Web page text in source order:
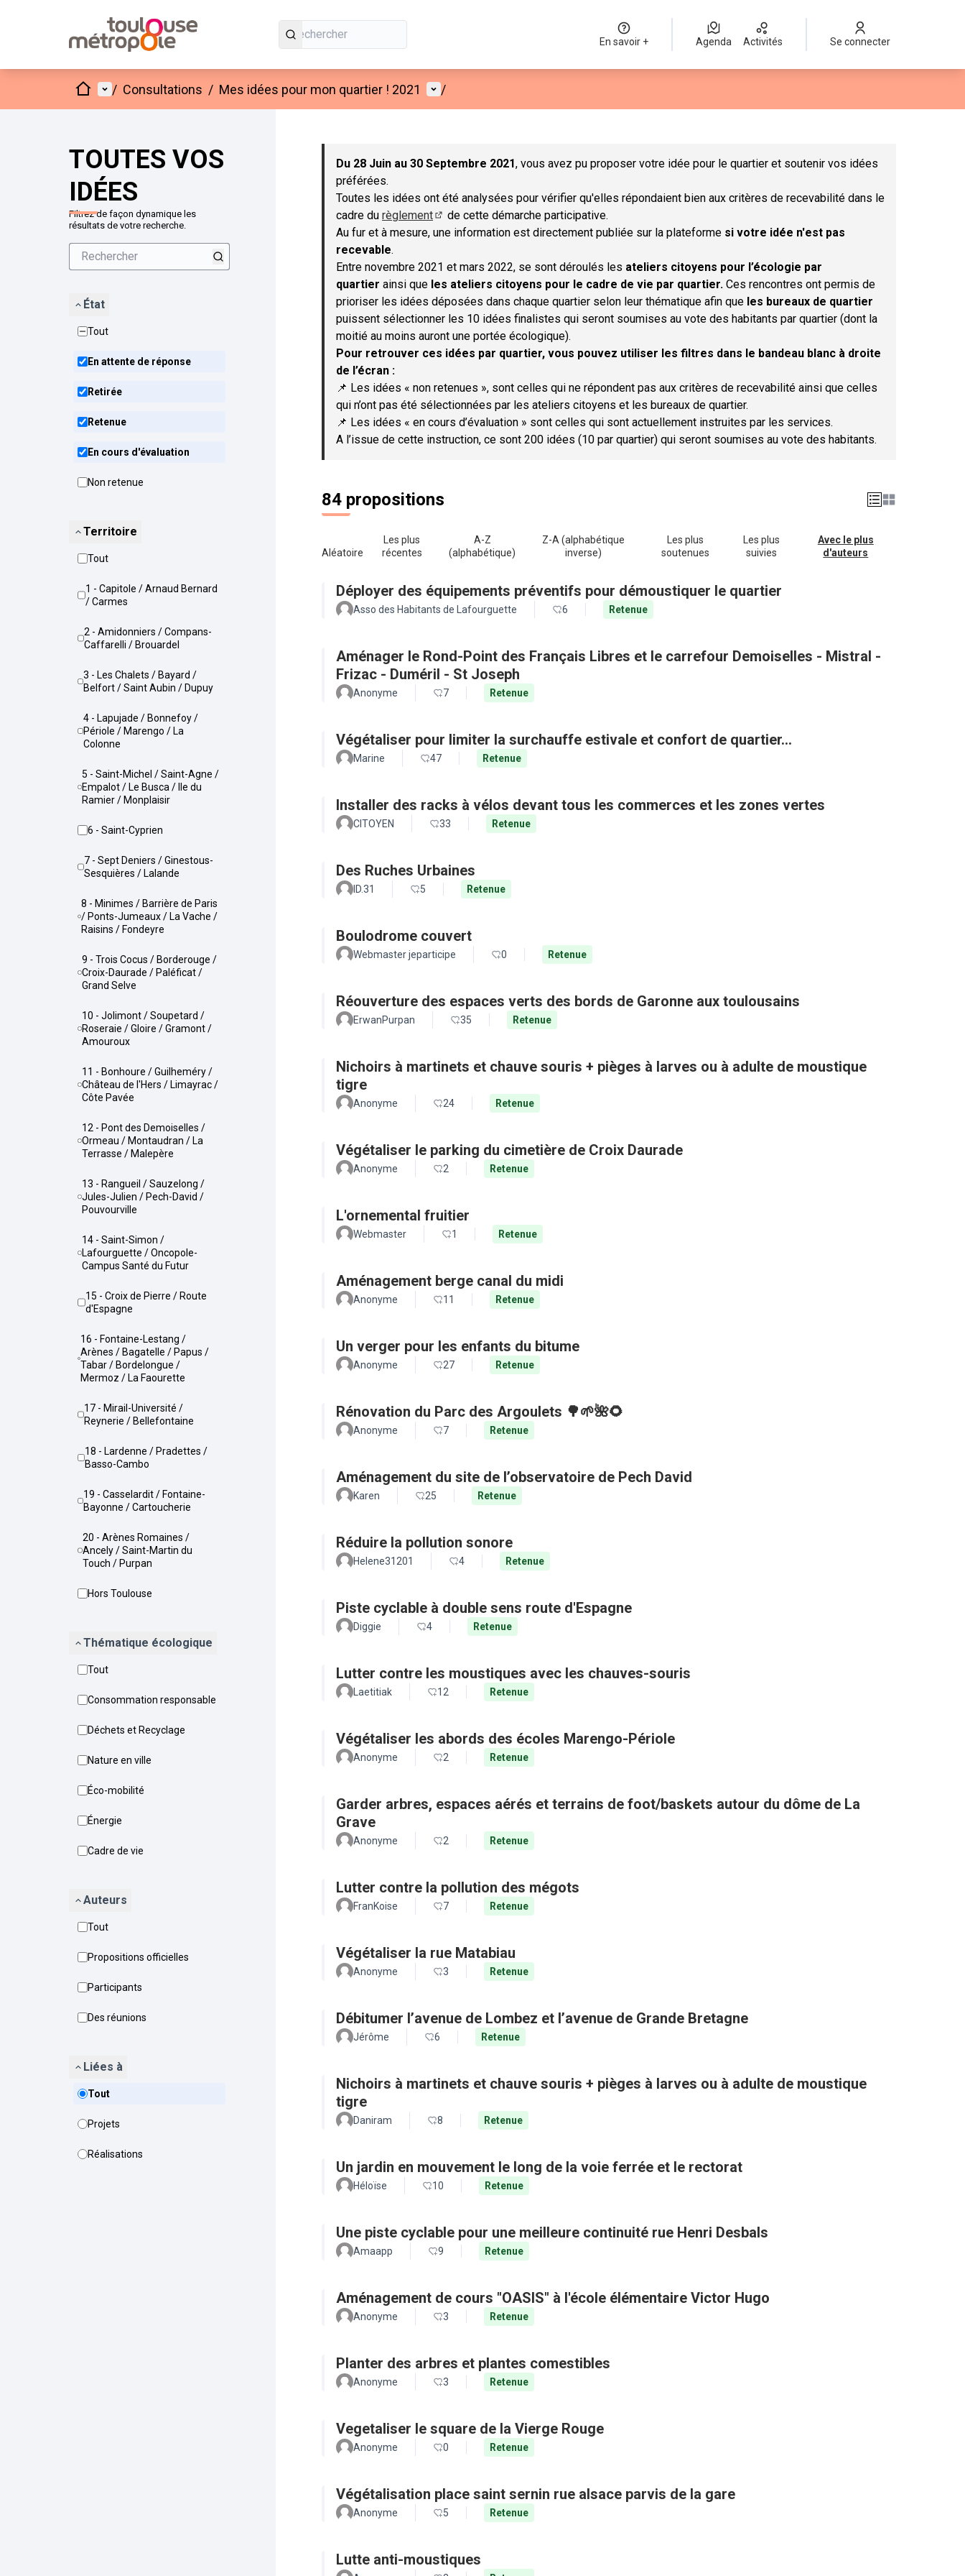
En savoir + Agenda Activités Se connecter
AccueilMenu principal
/ Consultations / Mes idées pour mon quartier ! 2021 Menu utilisateur
/
TOUTES VOS
IDÉES
Filtrez de façon dynamique les
résultats de votre recherche.
État
Tout
En attente de réponse
Retirée
Retenue
En cours d'évaluation
Non retenue
Territoire
Tout
1 - Capitole / Arnaud Bernard
/ Carmes
2 - Amidonniers / Compans-
Caffarelli / Brouardel
3 - Les Chalets / Bayard /
Belfort / Saint Aubin / Dupuy
4 - Lapujade / Bonnefoy /
Périole / Marengo / La
Colonne
5 - Saint-Michel / Saint-Agne /
Empalot / Le Busca / Ile du
Ramier / Monplaisir
6 - Saint-Cyprien
7 - Sept Deniers / Ginestous-
Sesquières / Lalande
8 - Minimes / Barrière de Paris
/ Ponts-Jumeaux / La Vache /
Raisins / Fondeyre
9 - Trois Cocus / Borderouge /
Croix-Daurade / Paléficat /
Grand Selve
10 - Jolimont / Soupetard /
Roseraie / Gloire / Gramont /
Amouroux
11 - Bonhoure / Guilheméry /
Château de l'Hers / Limayrac /
Côte Pavée
12 - Pont des Demoiselles /
Ormeau / Montaudran / La
Terrasse / Malepère
13 - Rangueil / Sauzelong /
Jules-Julien / Pech-David /
Pouvourville
14 - Saint-Simon /
Lafourguette / Oncopole-
Campus Santé du Futur
15 - Croix de Pierre / Route
d'Espagne
16 - Fontaine-Lestang /
Arènes / Bagatelle / Papus /
Tabar / Bordelongue /
Mermoz / La Faourette
17 - Mirail-Université /
Reynerie / Bellefontaine
18 - Lardenne / Pradettes /
Basso-Cambo
19 - Casselardit / Fontaine-
Bayonne / Cartoucherie
20 - Arènes Romaines /
Ancely / Saint-Martin du
Touch / Purpan
Hors Toulouse
Thématique écologique
Tout
Consommation responsable
Déchets et Recyclage
Nature en ville
Éco-mobilité
Énergie
Cadre de vie
Auteurs
Tout
Propositions officielles
Participants
Des réunions
Liées à
Tout
Projets
Réalisations
Passer la carte
Du 28 Juin au 30 Septembre 2021, vous avez pu proposer votre idée pour le quartier et soutenir vos idées
préférées.
Toutes les idées ont été analysées pour vérifier qu'elles répondaient bien aux critères de recevabilité dans le
cadre du règlement
(S'ouvre dans un nouvel onglet)
de cette démarche participative.
Au fur et à mesure, une information est directement publiée sur la plateforme si votre idée n'est pas
recevable.
Entre novembre 2021 et mars 2022, se sont déroulés les ateliers citoyens pour l’écologie par
quartier ainsi que les ateliers citoyens pour le cadre de vie par quartier. Ces rencontres ont permis de
prioriser les idées déposées dans chaque quartier selon leur thématique afin que les bureaux de quartier
puissent sélectionner les 10 idées finalistes qui seront soumises au vote des habitants par quartier (dont la
moitié au moins auront une portée écologique).
Pour retrouver ces idées par quartier, vous pouvez utiliser les filtres dans le bandeau blanc à droite
de l’écran :
📌 Les idées « non retenues », sont celles qui ne répondent pas aux critères de recevabilité ainsi que celles
qui n’ont pas été sélectionnées par les ateliers citoyens et les bureaux de quartier.
📌 Les idées « en cours d’évaluation » sont celles qui sont actuellement instruites par les services.
A l’issue de cette instruction, ce sont 200 idées (10 par quartier) qui seront soumises au vote des habitants.
84 propositions
Aléatoire
Les plus
récentes
A-Z
(alphabétique)
Z-A (alphabétique
inverse)
Les plus
soutenues
Les plus
suivies
Avec le plus
d'auteurs
Déployer des équipements préventifs pour démoustiquer le quartier
Asso des Habitants de Lafourguette 6 Retenue
Aménager le Rond-Point des Français Libres et le carrefour Demoiselles - Mistral -
Frizac - Duméril - St Joseph
Anonyme 7 Retenue
Végétaliser pour limiter la surchauffe estivale et confort de quartier...
Marine 47 Retenue
Installer des racks à vélos devant tous les commerces et les zones vertes
CITOYEN 33 Retenue
Des Ruches Urbaines
ID.31 5 Retenue
Boulodrome couvert
Webmaster jeparticipe 0 Retenue
Réouverture des espaces verts des bords de Garonne aux toulousains
ErwanPurpan 35 Retenue
Nichoirs à martinets et chauve souris + pièges à larves ou à adulte de moustique
tigre
Anonyme 24 Retenue
Végétaliser le parking du cimetière de Croix Daurade
Anonyme 2 Retenue
L'ornemental fruitier
Webmaster 1 Retenue
Aménagement berge canal du midi
Anonyme 11 Retenue
Un verger pour les enfants du bitume
Anonyme 27 Retenue
Rénovation du Parc des Argoulets 🌳🌱🌺🌻
Anonyme 7 Retenue
Aménagement du site de l’observatoire de Pech David
Karen 25 Retenue
Réduire la pollution sonore
Helene31201 4 Retenue
Piste cyclable à double sens route d'Espagne
Diggie 4 Retenue
Lutter contre les moustiques avec les chauves-souris
Laetitiak 12 Retenue
Végétaliser les abords des écoles Marengo-Périole
Anonyme 2 Retenue
Garder arbres, espaces aérés et terrains de foot/baskets autour du dôme de La
Grave
Anonyme 2 Retenue
Lutter contre la pollution des mégots
FranKoise 7 Retenue
Végétaliser la rue Matabiau
Anonyme 3 Retenue
Débitumer l’avenue de Lombez et l’avenue de Grande Bretagne
Jérôme 6 Retenue
Nichoirs à martinets et chauve souris + pièges à larves ou à adulte de moustique
tigre
Daniram 8 Retenue
Un jardin en mouvement le long de la voie ferrée et le rectorat
Héloïse 10 Retenue
Une piste cyclable pour une meilleure continuité rue Henri Desbals
Amaapp 9 Retenue
Aménagement de cours "OASIS" à l'école élémentaire Victor Hugo
Anonyme 3 Retenue
Planter des arbres et plantes comestibles
Anonyme 3 Retenue
Vegetaliser le square de la Vierge Rouge
Anonyme 0 Retenue
Végétalisation place saint sernin rue alsace parvis de la gare
Anonyme 5 Retenue
Lutte anti-moustiques